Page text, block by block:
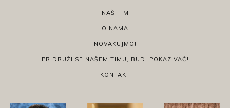
NAŠ TIM
O NAMA
NOVAKUJMO!
PRIDRUŽI SE NAŠEM TIMU, BUDI POKAZIVAČ!
KONTAKT